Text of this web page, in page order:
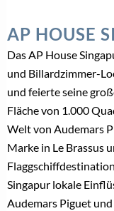
AP HOUSE
Das AP House
und Billardzimmer-
und feierte seine
Fläche von 1.000
Welt von Audemars
Marke in Le Brassus
Singapur lokale
Audemars Piguet